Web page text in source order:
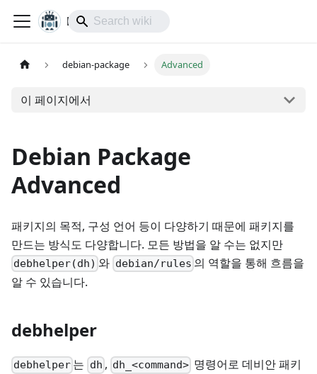
lol-IoT
debian-package Advanced
이 페이지에서
Debian Package
Advanced
패키지의 목적, 구성 언어 등이 다양하기 때문에 패키지를
만드는 방식도 다양합니다. 모든 방법을 알 수는 없지만
debhelper(dh) 와 debian/rules 의 역할을 통해 흐름을
알 수 있습니다.
debhelper
debhelper 는 dh , dh_<command> 명령어로 데비안 패키